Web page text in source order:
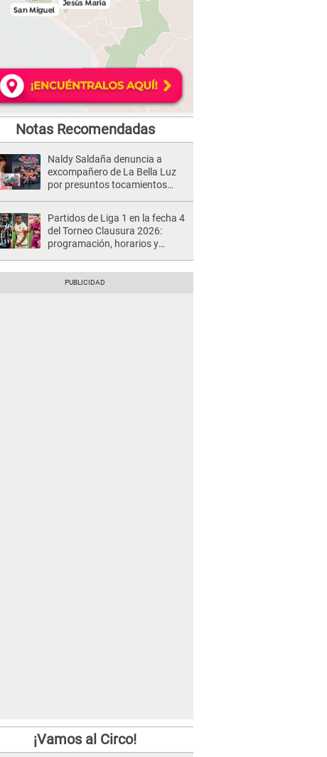
Notas Recomendadas
Naldy Saldaña denuncia a
excompañero de La Bella Luz
por presuntos tocamientos
Partidos de Liga 1 en la fecha 4
del Torneo Clausura 2026:
programación, horarios y
¡Vamos al Circo!